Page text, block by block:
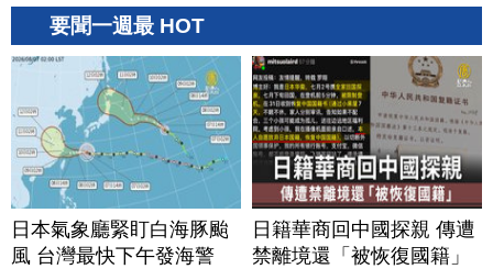
要聞一週最 HOT
日本氣象廳緊盯白海豚颱
風 台灣最快下午發海警
日籍華商回中國探親 傳遭
禁離境還「被恢復國籍」